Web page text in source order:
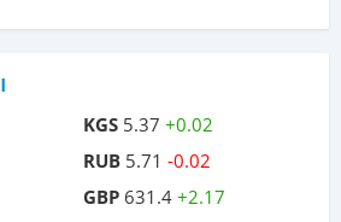
KGS 5.37 +0.02
RUB 5.71 -0.02
GBP 631.4 +2.17